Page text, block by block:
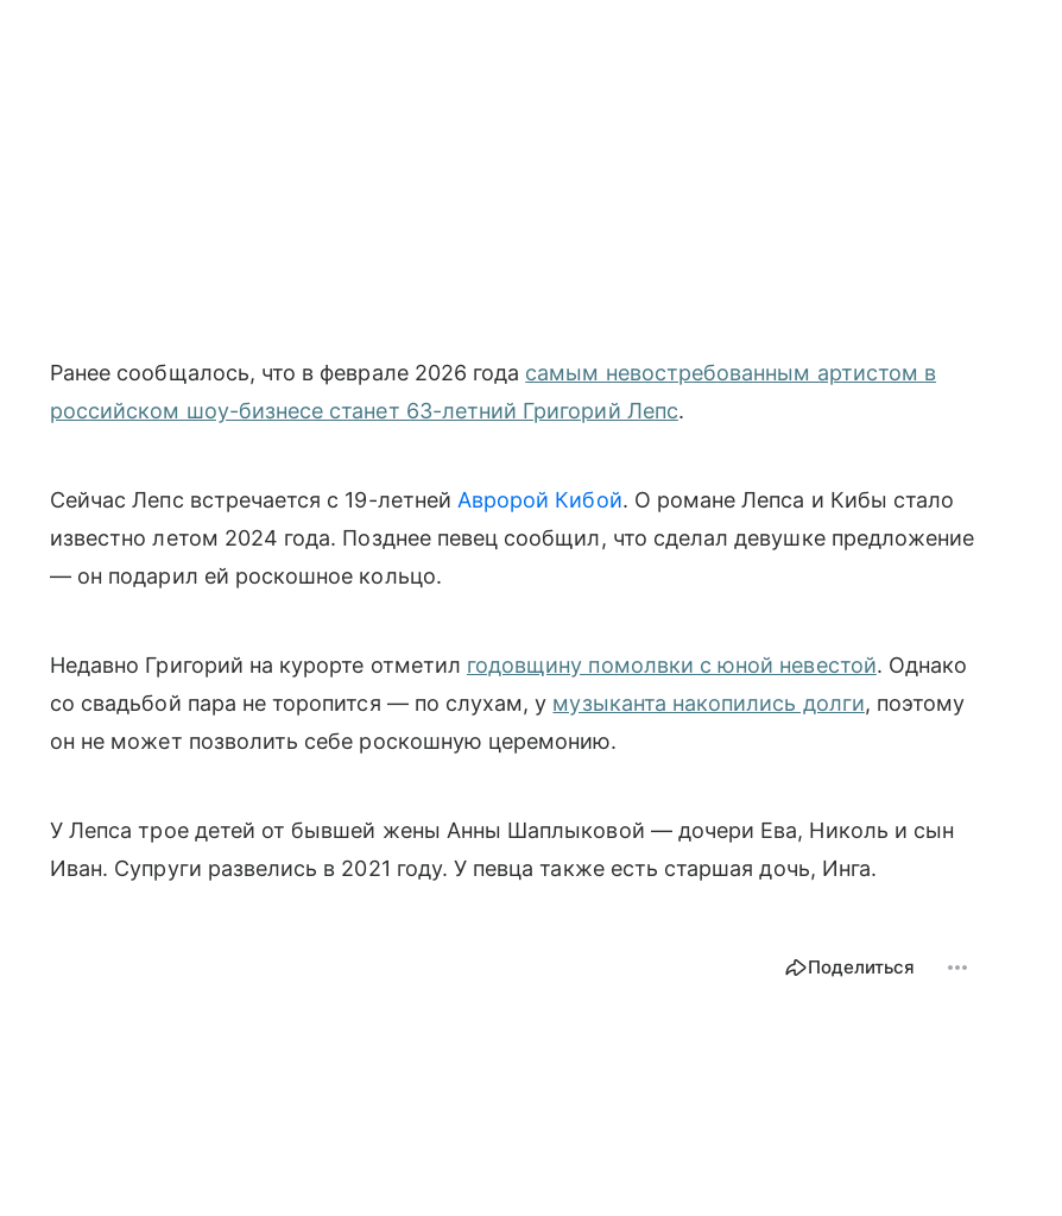
Ранее сообщалось, что в феврале 2026 года самым невостребованным артистом в
российском шоу-бизнесе станет 63-летний Григорий Лепс.
Сейчас Лепс встречается с 19-летней Авророй Кибой. О романе Лепса и Кибы стало
известно летом 2024 года. Позднее певец сообщил, что сделал девушке предложение
— он подарил ей роскошное кольцо.
Недавно Григорий на курорте отметил годовщину помолвки с юной невестой. Однако
со свадьбой пара не торопится — по слухам, у музыканта накопились долги, поэтому
он не может позволить себе роскошную церемонию.
У Лепса трое детей от бывшей жены Анны Шаплыковой — дочери Ева, Николь и сын
Иван. Супруги развелись в 2021 году. У певца также есть старшая дочь, Инга.
Поделиться